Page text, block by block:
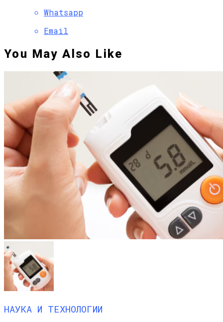
Whatsapp
Email
You May Also Like
НАУКА И ТЕХНОЛОГИИ